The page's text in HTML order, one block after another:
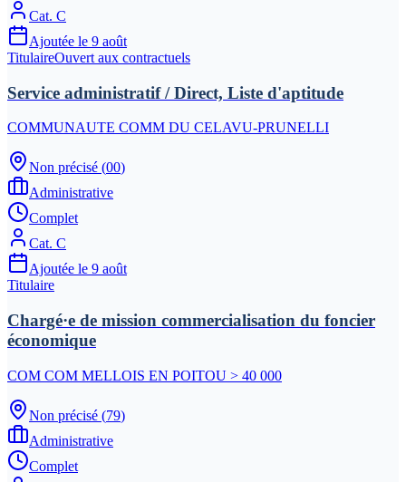
Cat. C
Ajoutée le 9 août
TitulaireOuvert aux contractuels
Service administratif / Direct, Liste d'aptitude
COMMUNAUTE COMM DU CELAVU-PRUNELLI
Non précisé (00)
Administrative
Complet
Cat. C
Ajoutée le 9 août
Titulaire
Chargé·e de mission commercialisation du foncier
économique
COM COM MELLOIS EN POITOU > 40 000
Non précisé (79)
Administrative
Complet